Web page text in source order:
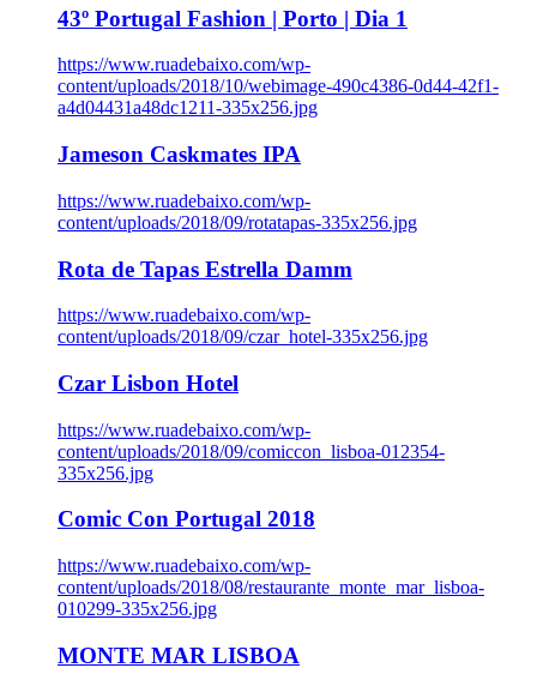
43º Portugal Fashion | Porto | Dia 1
https://www.ruadebaixo.com/wp-
content/uploads/2018/10/webimage-490c4386-0d44-42f1-
a4d04431a48dc1211-335x256.jpg
Jameson Caskmates IPA
https://www.ruadebaixo.com/wp-
content/uploads/2018/09/rotatapas-335x256.jpg
Rota de Tapas Estrella Damm
https://www.ruadebaixo.com/wp-
content/uploads/2018/09/czar_hotel-335x256.jpg
Czar Lisbon Hotel
https://www.ruadebaixo.com/wp-
content/uploads/2018/09/comiccon_lisboa-012354-
335x256.jpg
Comic Con Portugal 2018
https://www.ruadebaixo.com/wp-
content/uploads/2018/08/restaurante_monte_mar_lisboa-
010299-335x256.jpg
MONTE MAR LISBOA